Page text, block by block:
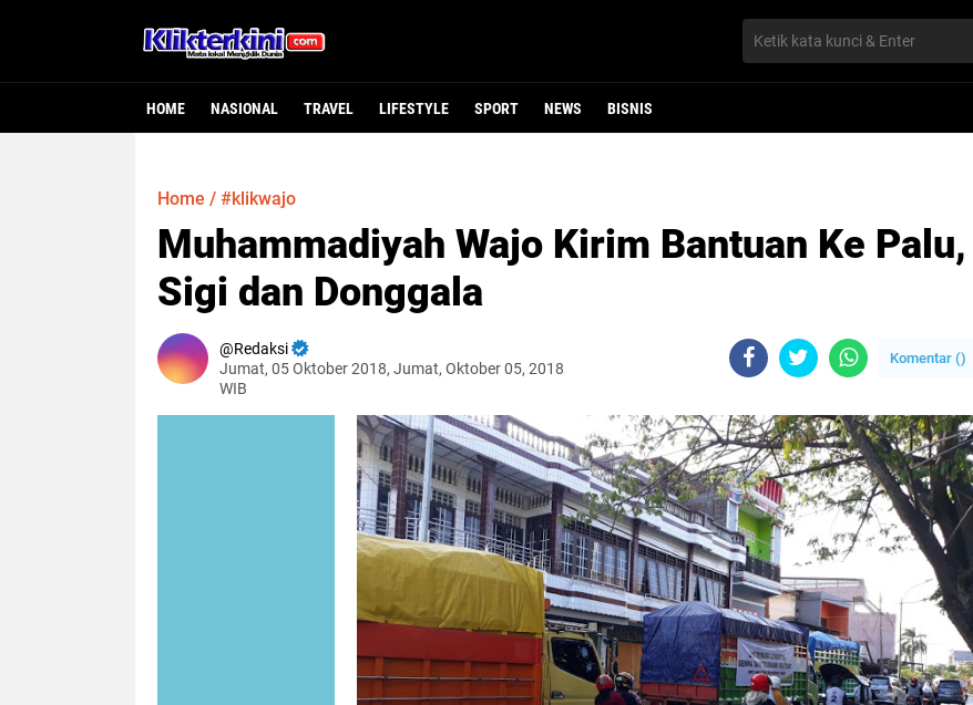
HOME NASIONAL TRAVEL LIFESTYLE SPORT NEWS BISNIS
Home / #klikwajo
Muhammadiyah Wajo Kirim Bantuan Ke Palu,
Sigi dan Donggala
Redaksi
Jumat, 05 Oktober 2018, Jumat, Oktober 05, 2018
WIB
Komentar ()